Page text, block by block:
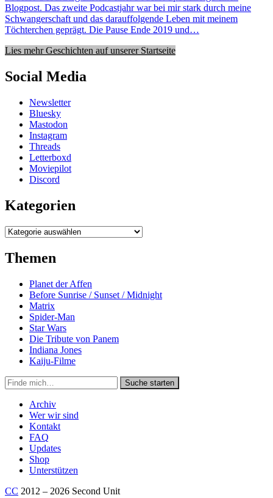
Blogpost. Das zweite Podcastjahr war bei mir stark durch meine
Schwangerschaft und das darauffolgende Leben mit meinem
Töchterchen geprägt. Die Pause Ende 2019 und…
Lies mehr Geschichten auf unserer Startseite
Social Media
Newsletter
Bluesky
Mastodon
Instagram
Threads
Letterboxd
Moviepilot
Discord
Kategorien
Kategorien
Themen
Planet der Affen
Before Sunrise / Sunset / Midnight
Matrix
Spider-Man
Star Wars
Die Tribute von Panem
Indiana Jones
Kaiju-Filme
Suche
in
https://secondunit-
podcast.de/
Suche starten
Archiv
Wer wir sind
Kontakt
FAQ
Updates
Shop
Unterstützen
CC 2012 – 2026 Second Unit